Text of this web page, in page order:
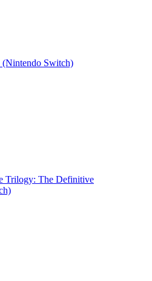
Switch)
Trilogy: The Definitive